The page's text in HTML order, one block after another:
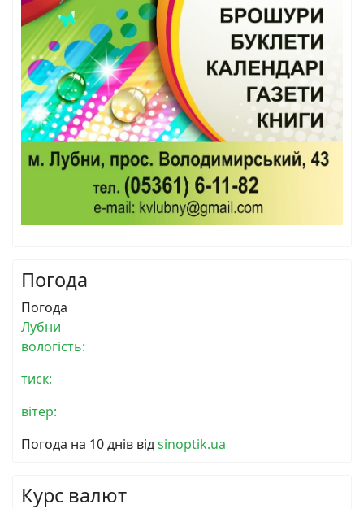
Погода
Погода
Лубни
вологість:
тиск:
вітер:
Погода на 10 днів відsinoptik.ua
Курс валют